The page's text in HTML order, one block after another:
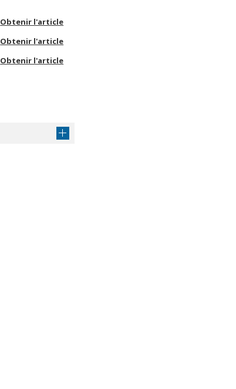
Obtenir l'article
Obtenir l'article
Obtenir l'article